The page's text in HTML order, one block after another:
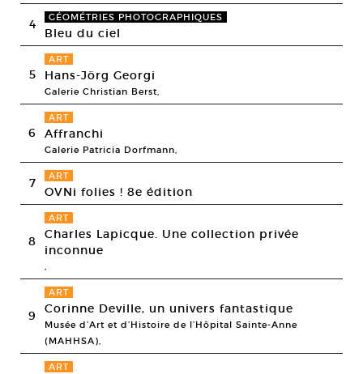
4 GÉOMÉTRIES PHOTOGRAPHIQUES
Bleu du ciel
5
ART
Hans-Jörg Georgi
Galerie Christian Berst,
6
ART
Affranchi
Galerie Patricia Dorfmann,
7 ART
OVNi folies ! 8e édition
8
ART
Charles Lapicque. Une collection privée
inconnue
,
9
ART
Corinne Deville, un univers fantastique
Musée d’Art et d’Histoire de l’Hôpital Sainte-Anne
(MAHHSA),
ART